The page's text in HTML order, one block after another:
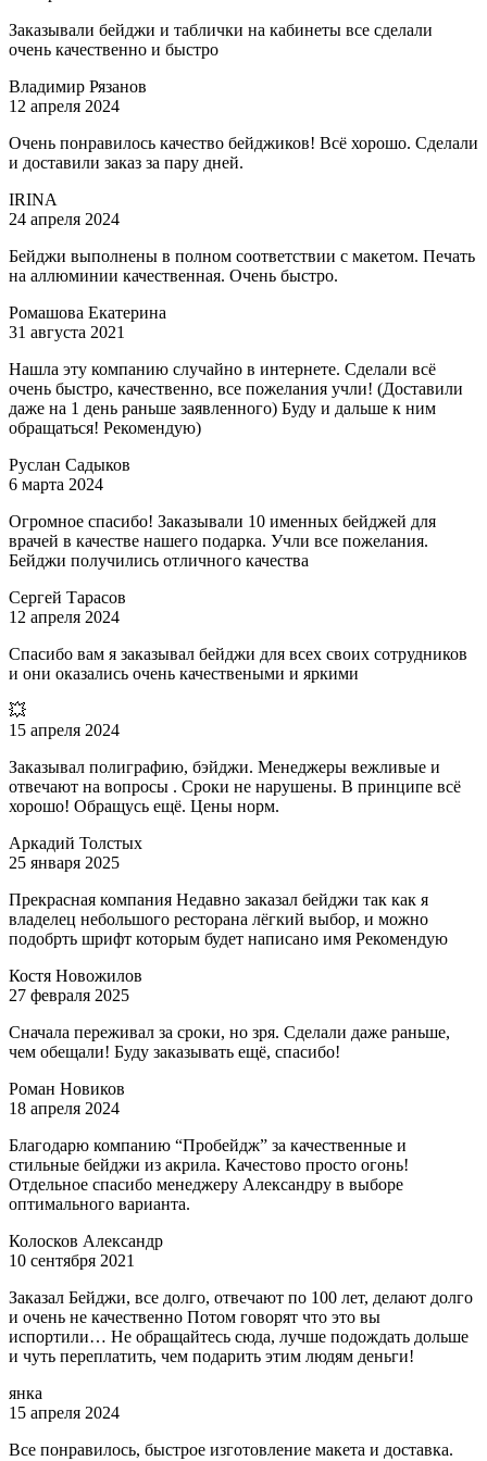
Заказывали бейджи и таблички на кабинеты все сделали
очень качественно и быстро
Владимир Рязанов
12 апреля 2024
Очень понравилось качество бейджиков! Всё хорошо. Сделали
и доставили заказ за пару дней.
IRINA
24 апреля 2024
Бейджи выполнены в полном соответствии с макетом. Печать
на аллюминии качественная. Очень быстро.
Ромашова Екатерина
31 августа 2021
Нашла эту компанию случайно в интернете. Сделали всё
очень быстро, качественно, все пожелания учли! (Доставили
даже на 1 день раньше заявленного) Буду и дальше к ним
обращаться! Рекомендую)
Руслан Садыков
6 марта 2024
Огромное спасибо! Заказывали 10 именных бейджей для
врачей в качестве нашего подарка. Учли все пожелания.
Бейджи получились отличного качества
Сергей Тарасов
12 апреля 2024
Спасибо вам я заказывал бейджи для всех своих сотрудников
и они оказались очень качествеными и яркими
💥
15 апреля 2024
Заказывал полиграфию, бэйджи. Менеджеры вежливые и
отвечают на вопросы . Сроки не нарушены. В принципе всё
хорошо! Обращусь ещё. Цены норм.
Аркадий Толстых
25 января 2025
Прекрасная компания Недавно заказал бейджи так как я
владелец небольшого ресторана лёгкий выбор, и можно
подобрть шрифт которым будет написано имя Рекомендую
Костя Новожилов
27 февраля 2025
Сначала переживал за сроки, но зря. Сделали даже раньше,
чем обещали! Буду заказывать ещё, спасибо!
Роман Новиков
18 апреля 2024
Благодарю компанию “Пробейдж” за качественные и
стильные бейджи из акрила. Качестово просто огонь!
Отдельное спасибо менеджеру Александру в выборе
оптимального варианта.
Колосков Александр
10 сентября 2021
Заказал Бейджи, все долго, отвечают по 100 лет, делают долго
и очень не качественно Потом говорят что это вы
испортили… Не обращайтесь сюда, лучше подождать дольше
и чуть переплатить, чем подарить этим людям деньги!
янка
15 апреля 2024
Все понравилось, быстрое изготовление макета и доставка.